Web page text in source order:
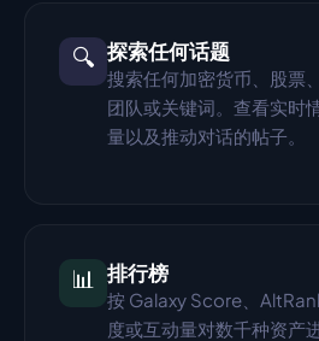
🔍 探索任何话题
搜索任何加密货币、股票
团队或关键词。查看实时
量以及推动对话的帖子。
📊 排行榜
按 Galaxy Score、
度或互动量对数千种资产